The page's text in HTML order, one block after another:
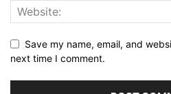
Save my name, email, and
next time I comment.